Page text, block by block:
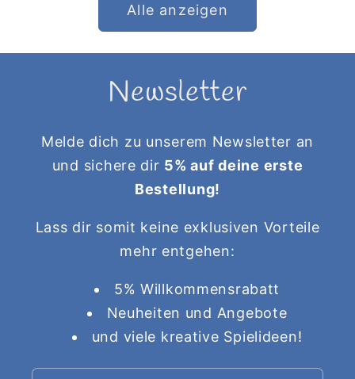
Alle anzeigen
Newsletter
Melde dich zu unserem Newsletter an
und sichere dir 5% auf deine erste
Bestellung!
Lass dir somit keine exklusiven Vorteile
mehr entgehen:
5% Willkommensrabatt
Neuheiten und Angebote
und viele kreative Spielideen!